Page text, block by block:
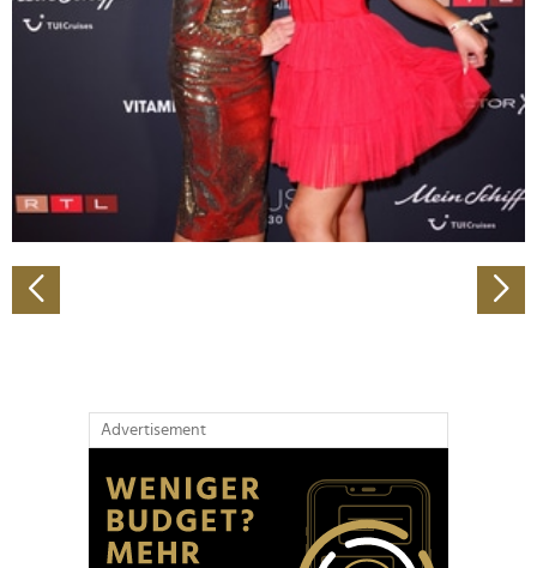
Wir verwenden Cookies, um Inhalte und Anzeigen zu
personalisieren, Funktionen für soziale Medien anbieten
zu können und die Zugriffe auf unsere Website zu
analysieren. Außerdem geben wir Informationen zu Ihrer
Verwendung unserer Website an unsere Partner für
soziale Medien, Werbung und Analysen weiter. Unsere
Partner führen diese Informationen möglicherweise mit
haben oder die sie im Rahmen Ihrer Nutzung der Dienste
gesammelt haben.
Advertisement